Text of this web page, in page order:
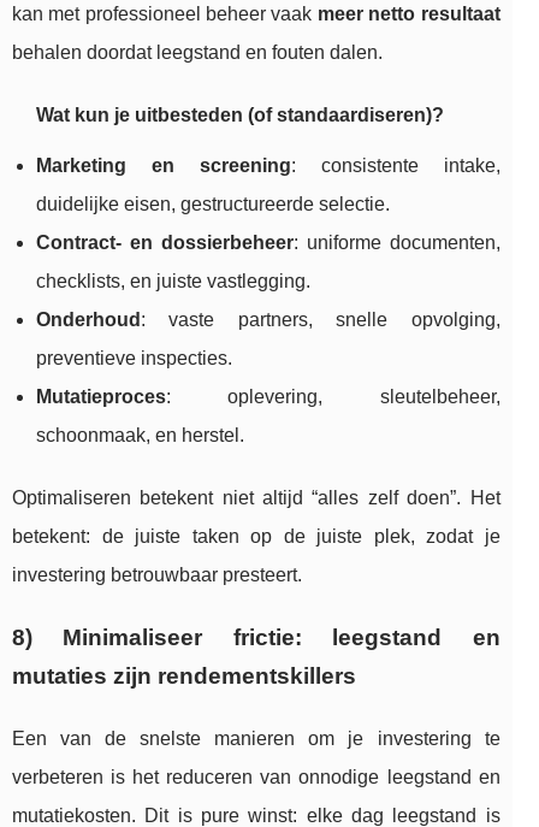
kan met professioneel beheer vaak meer netto resultaat
behalen doordat leegstand en fouten dalen.
Wat kun je uitbesteden (of standaardiseren)?
Marketing en screening: consistente intake,
duidelijke eisen, gestructureerde selectie.
Contract- en dossierbeheer: uniforme documenten,
checklists, en juiste vastlegging.
Onderhoud : vaste partners, snelle opvolging,
preventieve inspecties.
Mutatieproces: oplevering, sleutelbeheer,
schoonmaak, en herstel.
Optimaliseren betekent niet altijd “alles zelf doen”. Het
betekent: de juiste taken op de juiste plek, zodat je
investering betrouwbaar presteert.
8) Minimaliseer frictie: leegstand en
mutaties zijn rendementskillers
Een van de snelste manieren om je investering te
verbeteren is het reduceren van onnodige leegstand en
mutatiekosten. Dit is pure winst: elke dag leegstand is